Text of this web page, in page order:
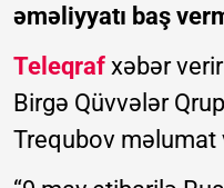
əməliyyatı baş
Teleqraf xəbər
Birgə Qüvvələr
Trequbov məlumat